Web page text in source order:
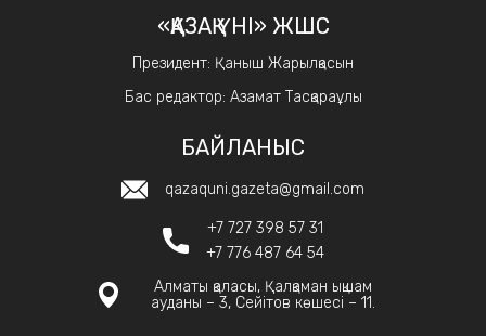
«ҚАЗАҚ ҮНІ» ЖШС
Президент: Қаныш Жарылқасын
Бас редактор: Азамат Тасқараұлы
БАЙЛАНЫС
qazaquni.gazeta@gmail.com
+7 727 398 57 31
+7 776 487 64 54
Алматы қаласы, Қалқаман ықшам
ауданы – 3, Сейітов көшесі – 11.